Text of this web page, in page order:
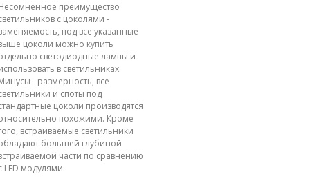
преимущество
с цоколями -
под все указанные
цоколи можно купить
светодиодные лампы и
в светильниках.
- размерность, все
и споты под
цоколи производятся
похожими. Кроме
встраиваемые светильники
большей глубиной
части по сравнению
LED модулями.